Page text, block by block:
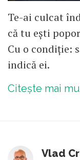
Te-ai culcat
că tu ești
Cu o condiție:
indică ei.
Citește mai
Vlad